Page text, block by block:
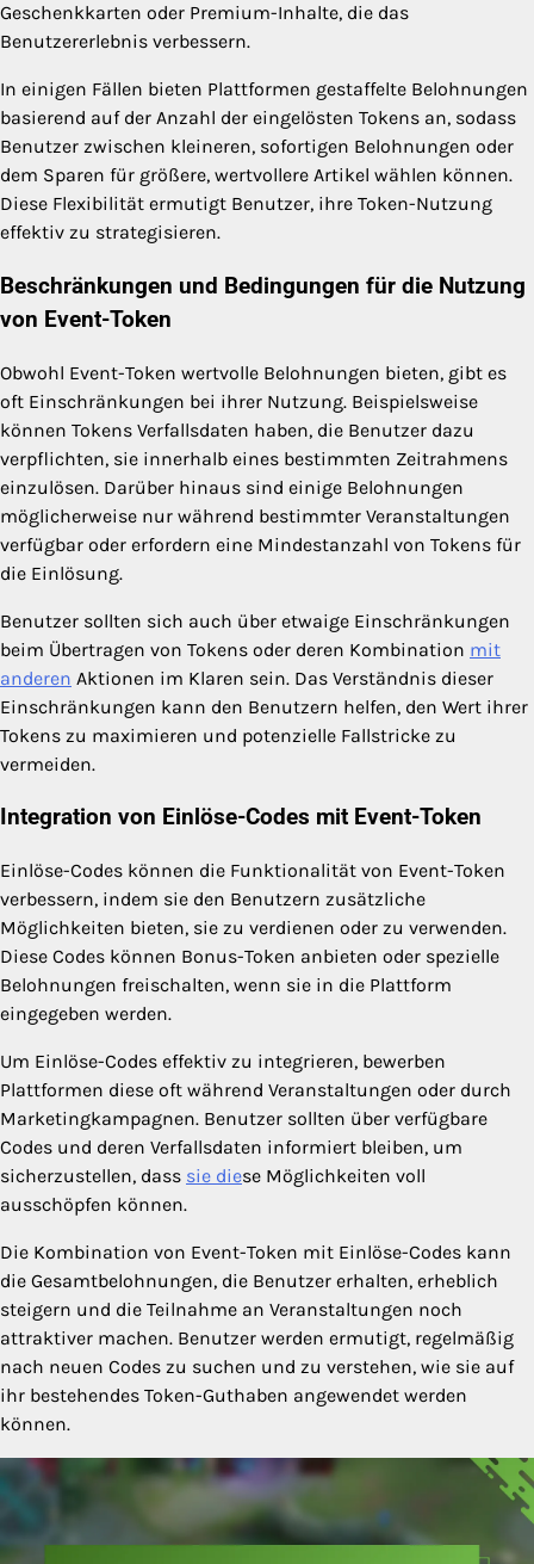
Geschenkkarten oder Premium-Inhalte, die das
Benutzererlebnis verbessern.
In einigen Fällen bieten Plattformen gestaffelte Belohnungen
basierend auf der Anzahl der eingelösten Tokens an, sodass
Benutzer zwischen kleineren, sofortigen Belohnungen oder
dem Sparen für größere, wertvollere Artikel wählen können.
Diese Flexibilität ermutigt Benutzer, ihre Token-Nutzung
effektiv zu strategisieren.
Beschränkungen und Bedingungen für die Nutzung
von Event-Token
Obwohl Event-Token wertvolle Belohnungen bieten, gibt es
oft Einschränkungen bei ihrer Nutzung. Beispielsweise
können Tokens Verfallsdaten haben, die Benutzer dazu
verpflichten, sie innerhalb eines bestimmten Zeitrahmens
einzulösen. Darüber hinaus sind einige Belohnungen
möglicherweise nur während bestimmter Veranstaltungen
verfügbar oder erfordern eine Mindestanzahl von Tokens für
die Einlösung.
Benutzer sollten sich auch über etwaige Einschränkungen
beim Übertragen von Tokens oder deren Kombination mit
anderen Aktionen im Klaren sein. Das Verständnis dieser
Einschränkungen kann den Benutzern helfen, den Wert ihrer
Tokens zu maximieren und potenzielle Fallstricke zu
vermeiden.
Integration von Einlöse-Codes mit Event-Token
Einlöse-Codes können die Funktionalität von Event-Token
verbessern, indem sie den Benutzern zusätzliche
Möglichkeiten bieten, sie zu verdienen oder zu verwenden.
Diese Codes können Bonus-Token anbieten oder spezielle
Belohnungen freischalten, wenn sie in die Plattform
eingegeben werden.
Um Einlöse-Codes effektiv zu integrieren, bewerben
Plattformen diese oft während Veranstaltungen oder durch
Marketingkampagnen. Benutzer sollten über verfügbare
Codes und deren Verfallsdaten informiert bleiben, um
sicherzustellen, dass sie diese Möglichkeiten voll
ausschöpfen können.
Die Kombination von Event-Token mit Einlöse-Codes kann
die Gesamtbelohnungen, die Benutzer erhalten, erheblich
steigern und die Teilnahme an Veranstaltungen noch
attraktiver machen. Benutzer werden ermutigt, regelmäßig
nach neuen Codes zu suchen und zu verstehen, wie sie auf
ihr bestehendes Token-Guthaben angewendet werden
können.